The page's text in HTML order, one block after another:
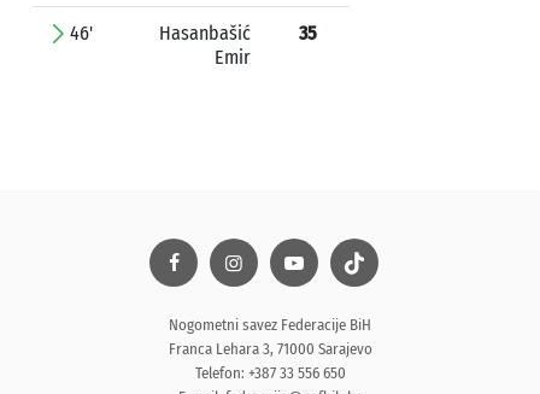
46'
Hasanbašić
Emir
35
Nogometni savez Federacije BiH
Franca Lehara 3, 71000 Sarajevo
Telefon: +387 33 556 650